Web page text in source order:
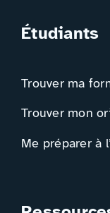
Étudiants
Trouver ma
Trouver mon
Me préparer à